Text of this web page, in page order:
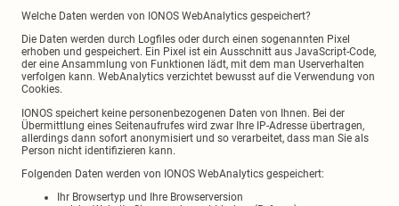
Welche Daten werden von IONOS WebAnalytics gespeichert?
Die Daten werden durch Logfiles oder durch einen sogenannten Pixel
erhoben und gespeichert. Ein Pixel ist ein Ausschnitt aus JavaScript-Code,
der eine Ansammlung von Funktionen lädt, mit dem man Userverhalten
verfolgen kann. WebAnalytics verzichtet bewusst auf die Verwendung von
Cookies.
IONOS speichert keine personenbezogenen Daten von Ihnen. Bei der
Übermittlung eines Seitenaufrufes wird zwar Ihre IP-Adresse übertragen,
allerdings dann sofort anonymisiert und so verarbeitet, dass man Sie als
Person nicht identifizieren kann.
Folgenden Daten werden von IONOS WebAnalytics gespeichert:
Ihr Browsertyp und Ihre Browserversion